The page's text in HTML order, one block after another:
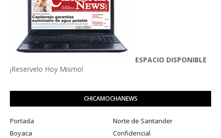
ESPACIO DISPONIBLE
¡Reservelo Hoy Mismo!
CHICAMOCHANEWS
Portada
Norte de Santander
Boyaca
Confidencial